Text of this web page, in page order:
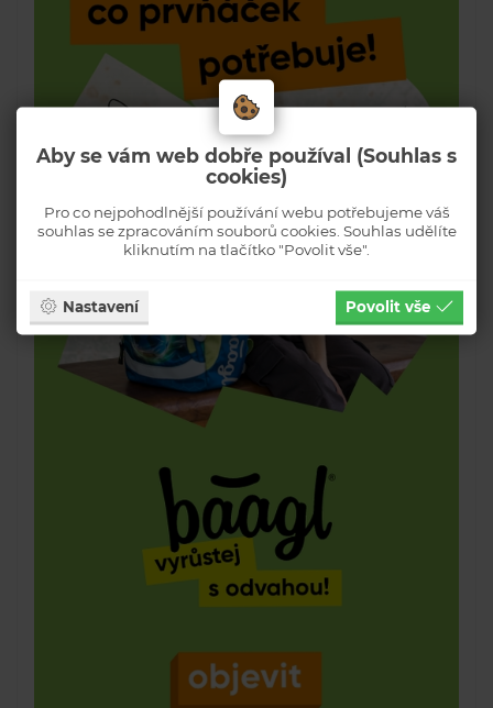
Aby se vám web dobře používal (Souhlas s
cookies)
Pro co nejpohodlnější používání webu potřebujeme váš
souhlas se zpracováním souborů cookies. Souhlas udělíte
kliknutím na tlačítko "Povolit vše".
Nastavení Povolit vše